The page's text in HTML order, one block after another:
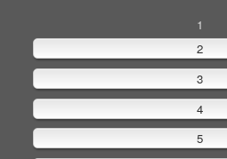
1
2
3
4
5